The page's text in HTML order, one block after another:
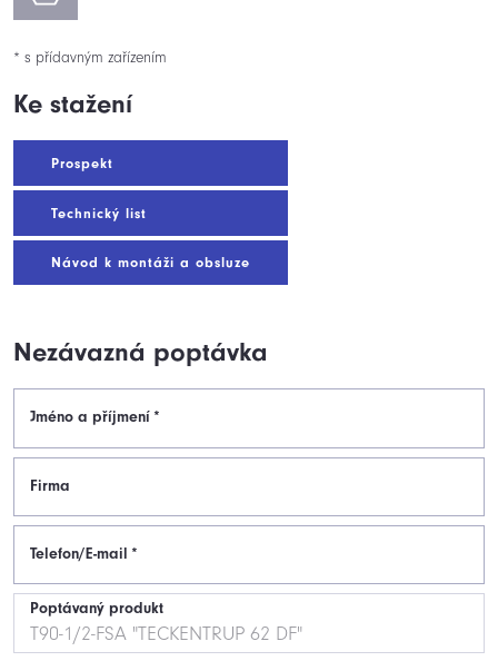
* s přídavným zařízením
Ke stažení
Prospekt
Technický list
Návod k montáži a obsluze
Nezávazná poptávka
Jméno a příjmení *
Firma
Telefon/E-mail *
Poptávaný produkt